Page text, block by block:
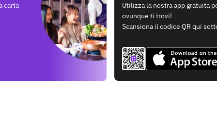
carta
Utilizza la nostra app gratuita
ovunque ti trovi!
Scansiona il codice QR qui